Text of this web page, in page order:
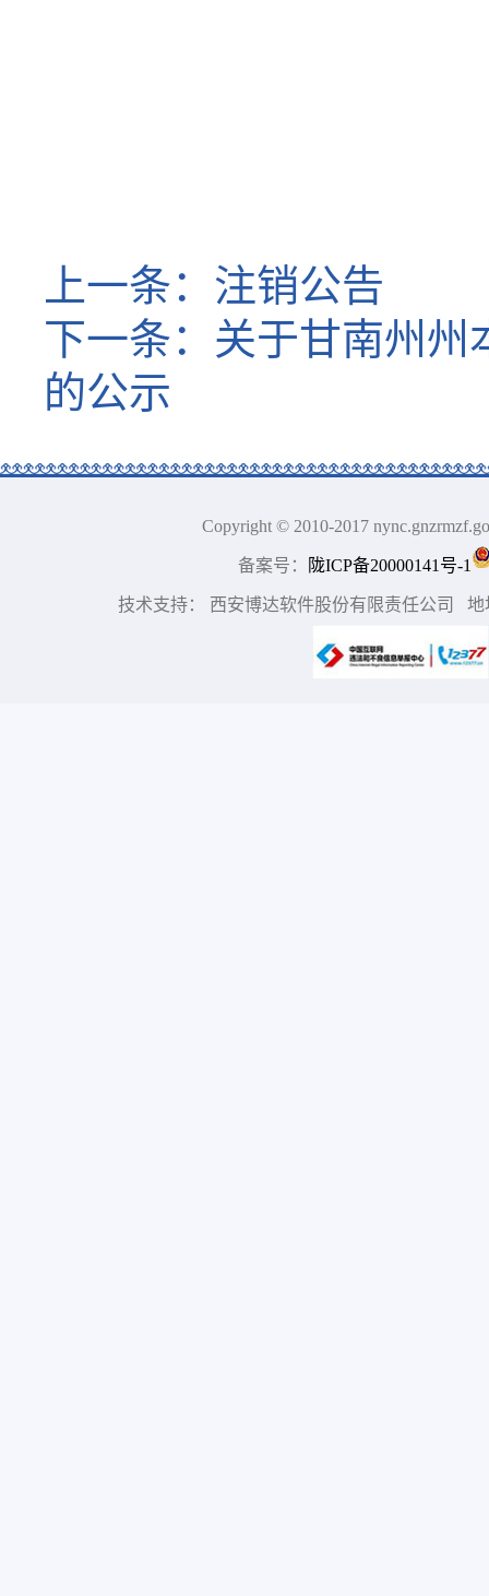
上一条： 注销公告
下一条： 关于甘南州州
的公示
Copyright © 2010-2017
备案号： 陇ICP备20000141号-1
技术支持： 西安博达软件股份有限责任公司 地